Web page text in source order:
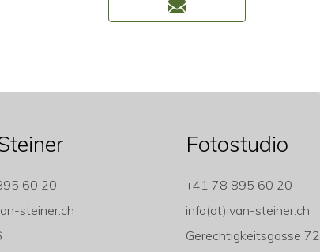
60 20
steiner.ch
Fotostudio
+41 78 895 60 20
info(at)ivan-steiner.ch
Gerechtigkeitsgasse 72